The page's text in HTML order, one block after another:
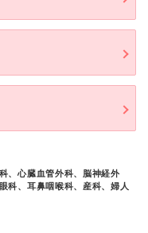
、心臓血管外科、脳神経外
科、耳鼻咽喉科、産科、婦人